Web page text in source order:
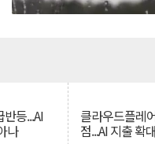
등...AI
나
클라우드플레
점...AI 지출 확